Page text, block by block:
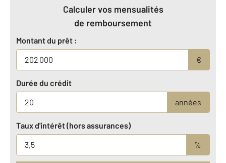
Calculer vos mensualités
de remboursement
Montant du prêt :
€
Durée du crédit
années
Taux d'intérêt (hors assurances)
%